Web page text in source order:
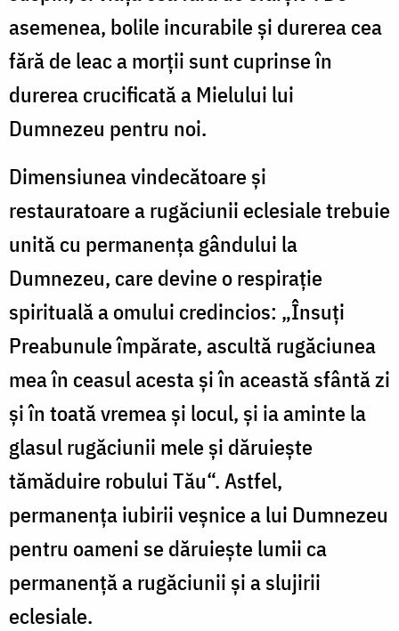
asemenea, bolile incurabile şi durerea cea
fără de leac a morţii sunt cuprinse în
durerea crucificată a Mielului lui
Dumnezeu pentru noi.
Dimensiunea vindecătoare şi
restauratoare a rugăciunii eclesiale trebuie
unită cu permanenţa gândului la
Dumnezeu, care devine o respiraţie
spirituală a omului credincios: „Însuţi
Preabunule împărate, ascultă rugăciunea
mea în ceasul acesta şi în această sfântă zi
şi în toată vremea şi locul, şi ia aminte la
glasul rugăciunii mele şi dăruieşte
tămăduire robului Tău“. Astfel,
permanenţa iubirii veşnice a lui Dumnezeu
pentru oameni se dăruieşte lumii ca
permanenţă a rugăciunii şi a slujirii
eclesiale.